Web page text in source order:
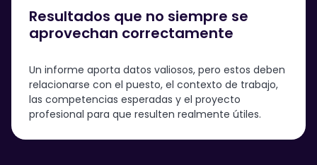
Resultados que no siempre se
aprovechan correctamente
Un informe aporta datos valiosos, pero estos deben
relacionarse con el puesto, el contexto de trabajo,
las competencias esperadas y el proyecto
profesional para que resulten realmente útiles.